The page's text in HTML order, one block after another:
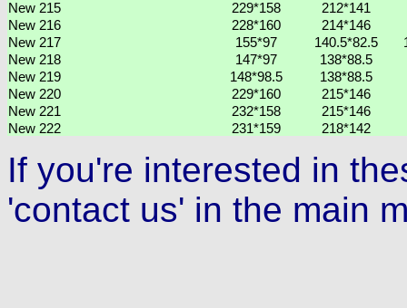
New 215
229*158
212*141
New 216
228*160
214*146
New 217
155*97 140.5*82.5
New 218
147*97
138*88.5
New 219
148*98.5
138*88.5
New 220
229*160
215*146
New 221
232*158
215*146
New 222
231*159 218*142
If you're interested in
'contact us' in the main